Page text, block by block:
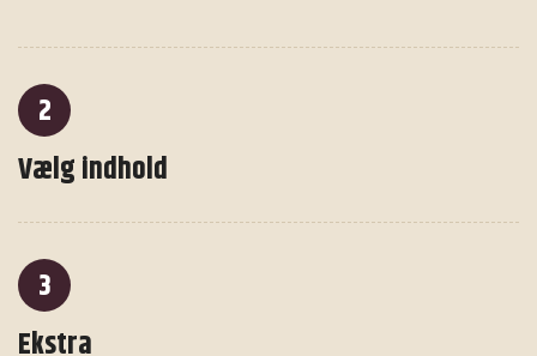
2
Vælg indhold
3
Ekstra